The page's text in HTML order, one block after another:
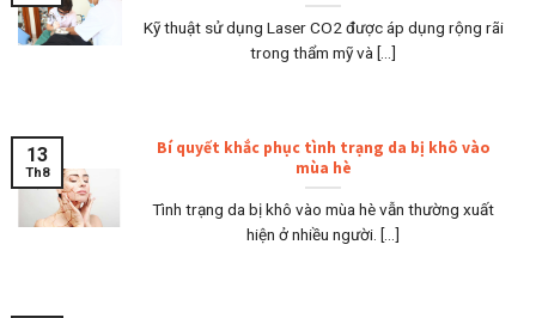
Kỹ thuật sử dụng Laser CO2 được áp dụng rộng rãi
trong thẩm mỹ và [...]
Bí quyết khắc phục tình trạng da bị khô vào
mùa hè
Tình trạng da bị khô vào mùa hè vẫn thường xuất
hiện ở nhiều người. [...]
13
Th8